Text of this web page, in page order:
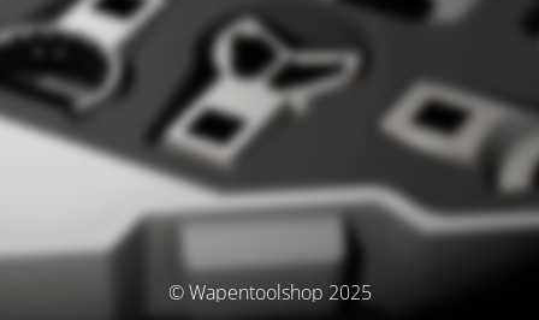
© Wapentoolshop 2025